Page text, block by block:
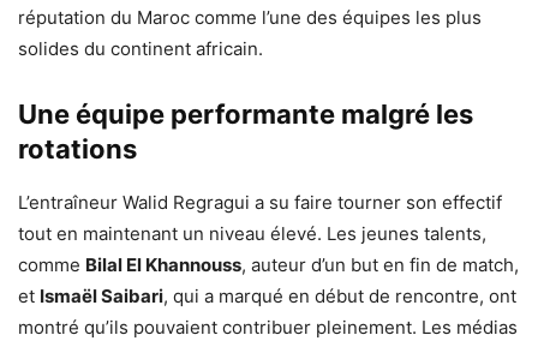
réputation du Maroc comme l’une des équipes les plus
solides du continent africain.
Une équipe performante malgré les
rotations
L’entraîneur Walid Regragui a su faire tourner son effectif
tout en maintenant un niveau élevé. Les jeunes talents,
comme Bilal El Khannouss, auteur d’un but en fin de match,
et Ismaël Saibari, qui a marqué en début de rencontre, ont
montré qu’ils pouvaient contribuer pleinement. Les médias